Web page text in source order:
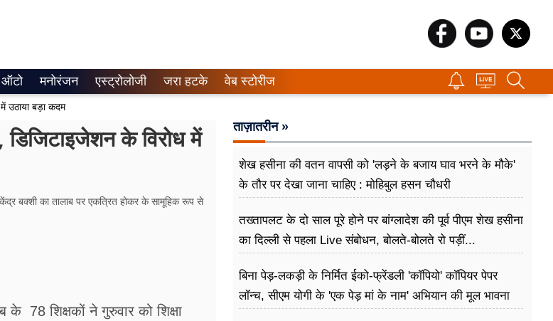
ऑटो मनोरंजन एस्ट्रोलोजी जरा हटके वेब स्टोरीज
उठाया बड़ा कदम
के विरोध में
बक्शी का तालाब पर एकत्रित होकर के सामूहिक रूप से
78 शिक्षकों ने गुरुवार को शिक्षा
ताज़ातरीन »
शेख हसीना की वतन वापसी को 'लड़ने के बजाय घाव भरने के मौके'
के तौर पर देखा जाना चाहिए : मोहिबुल हसन चौधरी
तख्तापलट के दो साल पूरे होने पर बांग्लादेश की पूर्व पीएम शेख हसीना
का दिल्ली से पहला Live संबोधन, बोलते-बोलते रो पड़ीं...
बिना पेड़-लकड़ी के निर्मित ईको-फ्रेंडली 'कॉपियो' कॉपियर पेपर
लॉन्च, सीएम योगी के 'एक पेड़ मां के नाम' अभियान की मूल भावना